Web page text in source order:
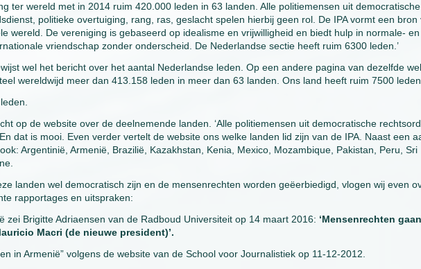
ter wereld met in 2014 ruim 420.000 leden in 63 landen. Alle politiemensen uit democratische
politieke overtuiging, rang, ras, geslacht spelen hierbij geen rol. De IPA vormt een bron
wereld. De vereniging is gebaseerd op idealisme en vrijwilligheid en biedt hulp in normale- en
vriendschap zonder onderscheid. De Nederlandse sectie heeft ruim 6300 leden.’
wel het bericht over het aantal Nederlandse leden. Op een andere pagina van dezelfde
wereldwijd meer dan 413.158 leden in meer dan 63 landen. Ons land heeft ruim 7500
op de website over de deelnemende landen. ‘Alle politiemensen uit democratische
dat is mooi. Even verder vertelt de website ons welke landen lid zijn van de IPA. Naast een
Argentinië, Armenië, Brazilië, Kazakhstan, Kenia, Mexico, Mozambique, Pakistan, Peru, Sri
landen wel democratisch zijn en de mensenrechten worden geëerbiedigd, vlogen wij even
rapportages en uitspraken:
zei Brigitte Adriaensen van de Radboud Universiteit op 14 maart 2016: ‘Mensenrechten gaan
Macri (de nieuwe president)’.
in Armenië” volgens de website van de School voor Journalistiek op 11-12-2012.